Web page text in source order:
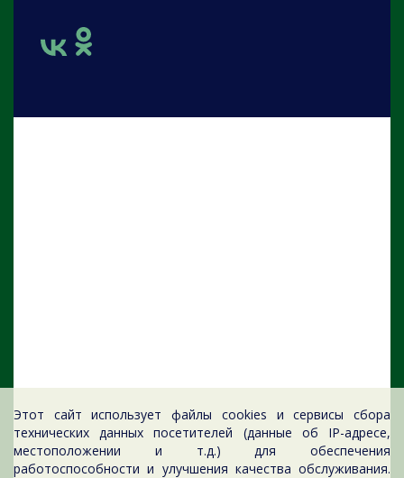
Этот сайт использует файлы cookies и сервисы сбора
технических данных посетителей (данные об IP-адресе,
местоположении и т.д.) для обеспечения
работоспособности и улучшения качества обслуживания.